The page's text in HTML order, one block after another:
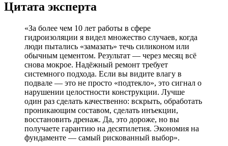
Цитата эксперта
«За более чем 10 лет работы в сфере
гидроизоляции я видел множество случаев, когда
люди пытались «замазать» течь силиконом или
обычным цементом. Результат — через месяц всё
снова мокрое. Надёжный ремонт требует
системного подхода. Если вы видите влагу в
подвале — это не просто «подтекло», это сигнал о
нарушении целостности конструкции. Лучше
один раз сделать качественно: вскрыть, обработать
проникающим составом, сделать инъекции,
восстановить дренаж. Да, это дороже, но вы
получаете гарантию на десятилетия. Экономия на
фундаменте — самый рискованный выбор».